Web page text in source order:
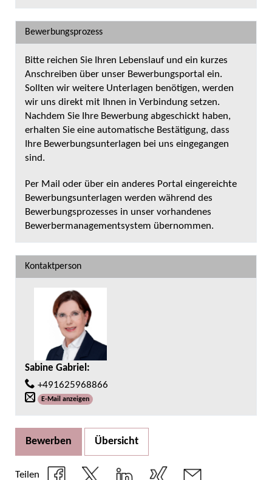
Bewerbungsprozess
Bitte reichen Sie Ihren Lebenslauf und ein kurzes
Anschreiben über unser Bewerbungsportal ein.
Sollten wir weitere Unterlagen benötigen, werden
wir uns direkt mit Ihnen in Verbindung setzen.
Nachdem Sie Ihre Bewerbung abgeschickt haben,
erhalten Sie eine automatische Bestätigung, dass
Ihre Bewerbungsunterlagen bei uns eingegangen
sind.
Per Mail oder über ein anderes Portal eingereichte
Bewerbungsunterlagen werden während des
Bewerbungsprozesses in unser vorhandenes
Bewerbermanagementsystem übernommen.
Kontaktperson
Sabine Gabriel :
+491625968866
E-Mail anzeigen
Bewerben Übersicht
Teilen